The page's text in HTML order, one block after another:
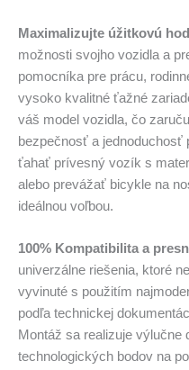
Maximalizujte úžitkovú
možnosti svojho vozidla a
pomocníka pre prácu,
vysoko kvalitné ťažné
váš model vozidla, čo
bezpečnosť a jednoduchosť
ťahať prívesný vozík s
alebo prevážať bicykle na
ideálnou voľbou.
100% Kompatibilita a
univerzálne riešenia, ktoré
vyvinuté s použitím
podľa technickej
Montáž sa realizuje výlučne
technologických bodov na